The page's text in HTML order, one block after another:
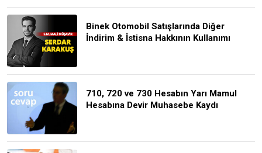
Binek Otomobil Satışlarında Diğer
İndirim & İstisna Hakkının Kullanımı
710, 720 ve 730 Hesabın Yarı Mamul
Hesabına Devir Muhasebe Kaydı